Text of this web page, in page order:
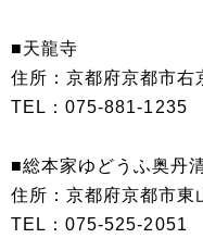
■天龍寺
住所：京都府京都市
TEL：075-881-1235
■総本家ゆどうふ奥丹
住所：京都府京都市東
TEL：075-525-2051